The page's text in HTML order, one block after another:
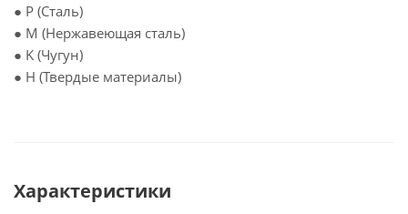
● P (Сталь)
● M (Нержавеющая сталь)
● K (Чугун)
● H (Твердые материалы)
Характеристики